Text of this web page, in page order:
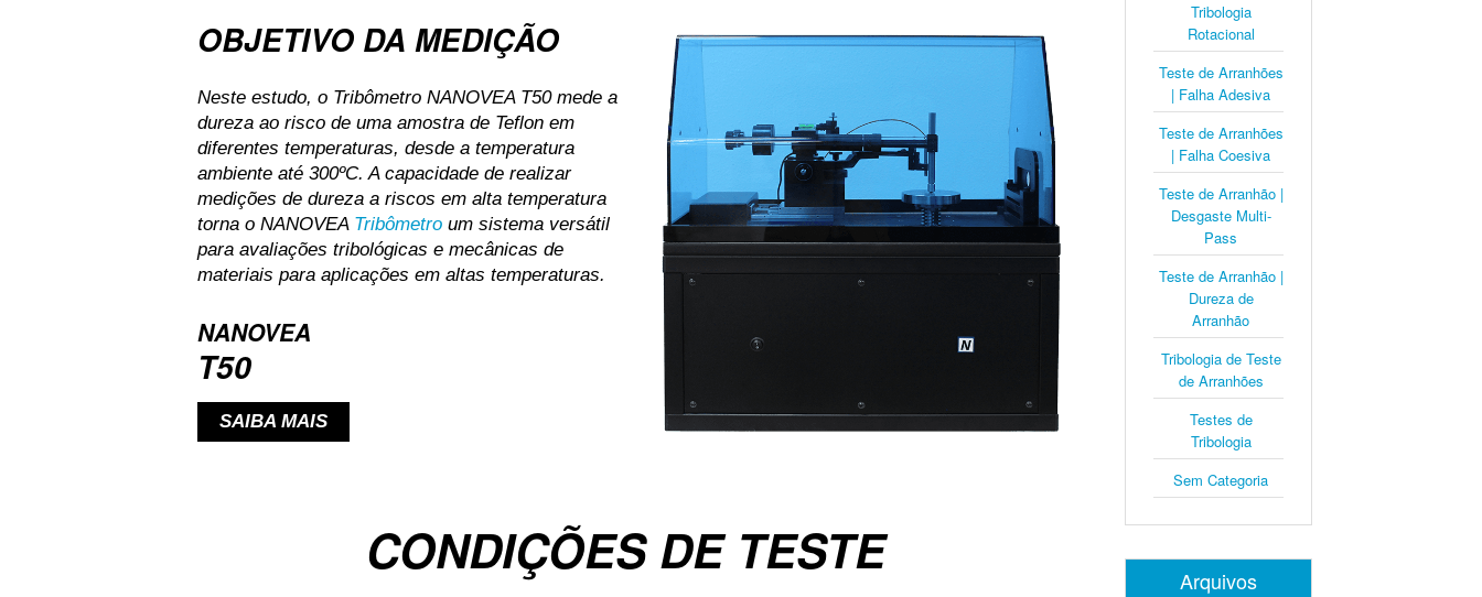
OBJETIVO DA MEDIÇÃO
Neste estudo, o Tribômetro NANOVEA T50 mede a
dureza ao risco de uma amostra de Teflon em
diferentes temperaturas, desde a temperatura
ambiente até 300ºC. A capacidade de realizar
medições de dureza a riscos em alta temperatura
torna o NANOVEA Tribômetro um sistema versátil
para avaliações tribológicas e mecânicas de
materiais para aplicações em altas temperaturas.
NANOVEA
T50
SAIBA MAIS
CONDIÇÕES DE TESTE
Tribologia
Rotacional
Teste de Arranhões
| Falha Adesiva
Teste de Arranhões
| Falha Coesiva
Teste de Arranhão |
Desgaste Multi-
Pass
Teste de Arranhão |
Dureza de
Arranhão
Tribologia de Teste
de Arranhões
Testes de
Tribologia
Sem Categoria
Arquivos